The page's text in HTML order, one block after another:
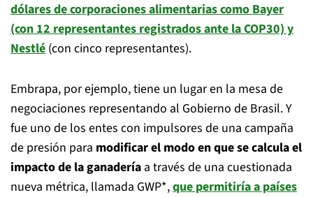
dólares de corporaciones alimentarias como Bayer
(con 12 representantes registrados ante la COP30) y
Nestlé (con cinco representantes).
Embrapa, por ejemplo, tiene un lugar en la mesa de
negociaciones representando al Gobierno de Brasil. Y
fue uno de los entes con impulsores de una campaña
de presión para modificar el modo en que se calcula el
impacto de la ganadería a través de una cuestionada
nueva métrica, llamada GWP*,que permitiría a países